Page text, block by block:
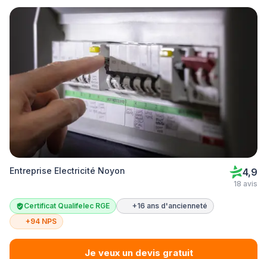
Entreprise Electricité Noyon 4,9
18 avis
Certificat Qualifelec RGE
+16 ans d'ancienneté
+94 NPS
Je veux un devis gratuit